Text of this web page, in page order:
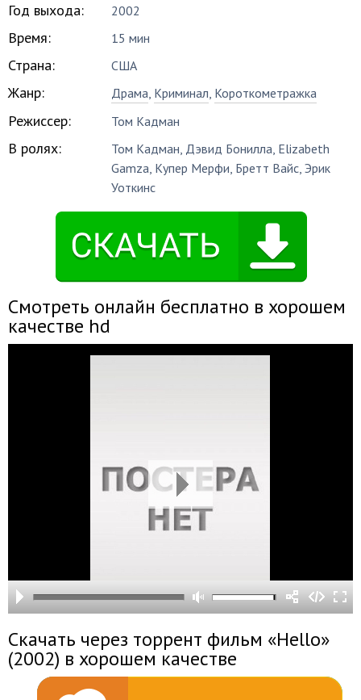
Год выхода: 2002
Время: 15 мин
Страна: США
Жанр: Драма, Криминал, Короткометражка
Режиссер: Том Кадман
В ролях: Том Кадман, Дэвид Бонилла, Elizabeth
Gamza, Купер Мерфи, Бретт Вайс,Эрик
Уоткинс
Смотреть онлайн бесплатно в хорошем
качестве hd
Скачать через торрент фильм «Hello»
(2002) в хорошем качестве